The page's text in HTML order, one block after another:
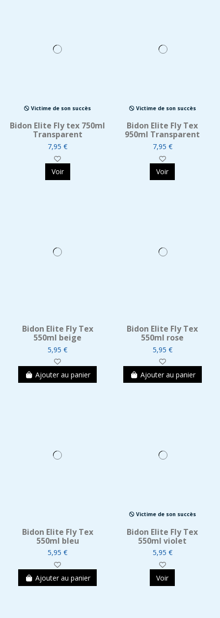
Victime de son succès
Bidon Elite Fly tex 750ml
Transparent
7,95 €
Voir
Victime de son succès
Bidon Elite Fly Tex
950ml Transparent
7,95 €
Voir
Bidon Elite Fly Tex
550ml beige
5,95 €
Ajouter au panier
Bidon Elite Fly Tex
550ml rose
5,95 €
Ajouter au panier
Bidon Elite Fly Tex
550ml bleu
5,95 €
Ajouter au panier
Victime de son succès
Bidon Elite Fly Tex
550ml violet
5,95 €
Voir